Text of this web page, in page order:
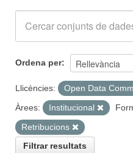
Ordena per
Llicències:
Open Data
Àrees:
Institucional
Retribucions
Filtrar resultats